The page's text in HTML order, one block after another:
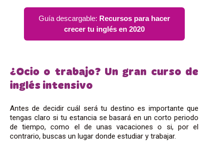
Guía descargable: Recursos para hacer
crecer tu inglés en 2020
¿Ocio o trabajo? Un gran curso de
inglés intensivo
Antes de decidir cuál será tu destino es importante que
tengas claro si tu estancia se basará en un corto periodo
de tiempo, como el de unas vacaciones o si, por el
contrario, buscas un lugar donde estudiar y trabajar.